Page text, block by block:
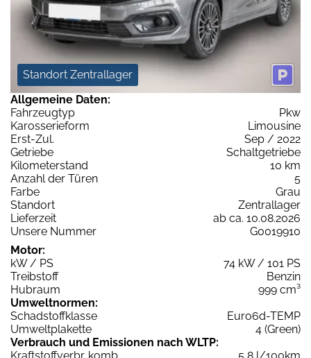
Standort Zentrallager
Allgemeine Daten:
Fahrzeugtyp
Pkw
Karosserieform
Limousine
Erst-Zul.
Sep / 2022
Getriebe
Schaltgetriebe
Kilometerstand
10 km
Anzahl der Türen
5
Farbe
Grau
Standort
Zentrallager
Lieferzeit
ab ca. 10.08.2026
Unsere Nummer
G0019910
Motor:
kW / PS
74 kW / 101 PS
Treibstoff
Benzin
Hubraum
999 cm³
Umweltnormen:
Schadstoffklasse
Euro6d-TEMP
Umweltplakette
4 (Green)
Verbrauch und Emissionen nach WLTP: